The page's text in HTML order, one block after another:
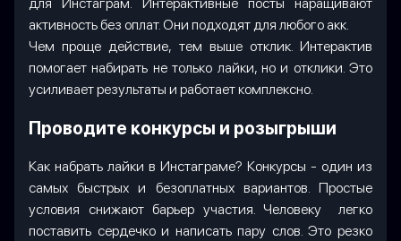
активность без оплат. Они подходят для любого акк.
Чем проще действие, тем выше отклик. Интерактив
помогает набирать не только лайки, но и отклики. Это
усиливает результаты и работает комплексно.
Проводите конкурсы и розыгрыши
Как набрать лайки в Инстаграме? Конкурсы - один из
самых быстрых и безоплатных вариантов. Простые
условия снижают барьер участия. Человеку легко
поставить сердечко и написать пару слов. Это резко